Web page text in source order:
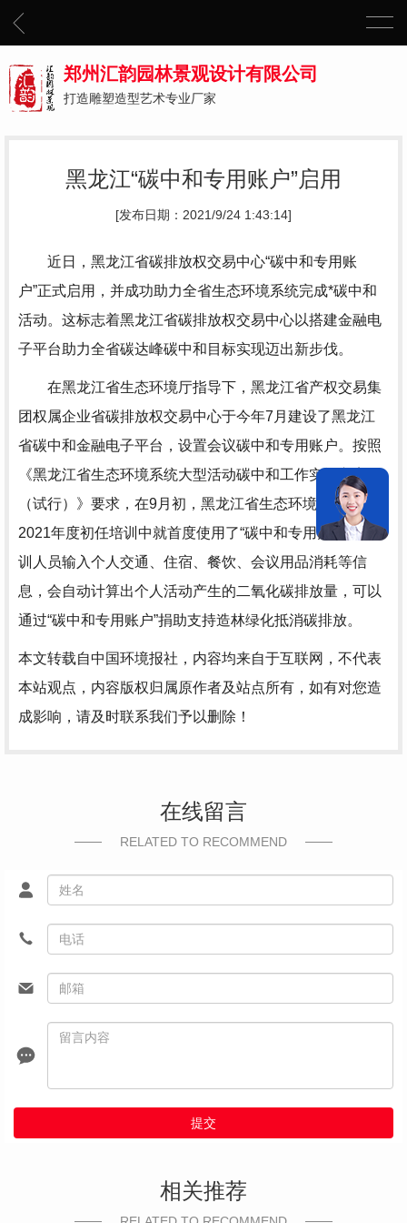
郑州汇韵园林景观设计有限公司
打造雕塑造型艺术专业厂家
黑龙江“碳中和专用账户”启用
[发布日期：2021/9/24 1:43:14]
近日，黑龙江省碳排放权交易中心“碳中和专用账
户”正式启用，并成功助力全省生态环境系统完成*碳中和
活动。这标志着黑龙江省碳排放权交易中心以搭建金融电
子平台助力全省碳达峰碳中和目标实现迈出新步伐。
在黑龙江省生态环境厅指导下，黑龙江省产权交易集
团权属企业省碳排放权交易中心于今年7月建设了黑龙江
省碳中和金融电子平台，设置会议碳中和专用账户。按照
《黑龙江省生态环境系统大型活动碳中和工作实施方案
（试行）》要求，在9月初，黑龙江省生态环境厅组织的
2021年度初任培训中就首度使用了“碳中和专用账户”。参
训人员输入个人交通、住宿、餐饮、会议用品消耗等信
息，会自动计算出个人活动产生的二氧化碳排放量，可以
通过“碳中和专用账户”捐助支持造林绿化抵消碳排放。
本文转载自中国环境报社，内容均来自于互联网，不代表
本站观点，内容版权归属原作者及站点所有，如有对您造
成影响，请及时联系我们予以删除！
在线留言
RELATED TO RECOMMEND
提交
相关推荐